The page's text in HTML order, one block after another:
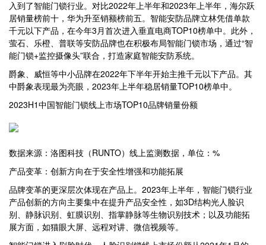
入到了智能门锁行业。对比2022年上半年和2023年上半年，海尔跃
居销量榜前十，华为升至销额榜前五。智能安防品牌立林凭借单款
千元以下产品，在今年3月首次进入垂直电商TOP10榜单中。此外，
萤石、乐橙、普联等安防品牌也在积极布局智能门锁市场，通过“智
能门锁+监控摄像头”联合，打造家庭智能安防系统。
爵象、威恒等中小品牌在2022年下半年开始主推千元以下产品。其
中爵象表现最为亮眼，2023年上半年稳居销量TOP10榜单中。
2023H1中国智能门锁线上市场TOP10品牌销量份额
数据来源：洛图科技（RUNTO）线上监测数据，单位：%
产品变革：创新方向在于安全性增强和功能拓展
品牌变革的更深层次体现在产品上。2023年上半年，智能门锁行业
产品创新的方向主要集中在提升产品安全性，如3D结构光人脸识
别、静脉识别、虹膜识别、指掌静脉等生物识别技术；以及功能拓
展方面，如猫眼大屏、远程对讲、微信视频等。